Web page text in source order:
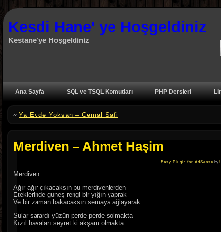
Kesdi Hane' ye Hoşgeldiniz
Kestane'ye Hoşgeldiniz
Ana Sayfa SQL ve TSQL Komutları PHP Dersleri
« Ya Evde Yoksan – Cemal Safi
Merdiven – Ahmet Haşim
Easy Plugin for AdSense by
Merdiven
Ağır ağır çıkacaksın bu merdivenlerden
Eteklerinde güneş rengi bir yığın yaprak
Ve bir zaman bakacaksın semaya ağlayarak
Sular sarardı yüzün perde perde solmakta
Kızıl havaları seyret ki akşam olmakta